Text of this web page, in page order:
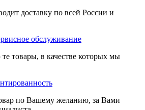
доставку по всей России и
обслуживание
товары, в качестве которых мы
по Вашему желанию, за Вами